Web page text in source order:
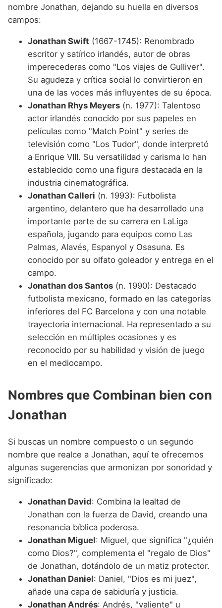
nombre Jonathan, dejando su huella en diversos
campos:
Jonathan Swift (1667-1745): Renombrado
escritor y satírico irlandés, autor de obras
imperecederas como "Los viajes de Gulliver".
Su agudeza y crítica social lo convirtieron en
una de las voces más influyentes de su época.
Jonathan Rhys Meyers (n. 1977): Talentoso
actor irlandés conocido por sus papeles en
películas como "Match Point" y series de
televisión como "Los Tudor", donde interpretó
a Enrique VIII. Su versatilidad y carisma lo han
establecido como una figura destacada en la
industria cinematográfica.
Jonathan Calleri (n. 1993): Futbolista
argentino, delantero que ha desarrollado una
importante parte de su carrera en LaLiga
española, jugando para equipos como Las
Palmas, Alavés, Espanyol y Osasuna. Es
conocido por su olfato goleador y entrega en el
campo.
Jonathan dos Santos (n. 1990): Destacado
futbolista mexicano, formado en las categorías
inferiores del FC Barcelona y con una notable
trayectoria internacional. Ha representado a su
selección en múltiples ocasiones y es
reconocido por su habilidad y visión de juego
en el mediocampo.
Nombres que Combinan bien con
Jonathan
Si buscas un nombre compuesto o un segundo
nombre que realce a Jonathan, aquí te ofrecemos
algunas sugerencias que armonizan por sonoridad y
significado:
Jonathan David: Combina la lealtad de
Jonathan con la fuerza de David, creando una
resonancia bíblica poderosa.
Jonathan Miguel: Miguel, que significa "¿quién
como Dios?", complementa el "regalo de Dios"
de Jonathan, dotándolo de un matiz protector.
Jonathan Daniel: Daniel, "Dios es mi juez",
añade una capa de sabiduría y justicia.
Jonathan Andrés: Andrés, "valiente" u